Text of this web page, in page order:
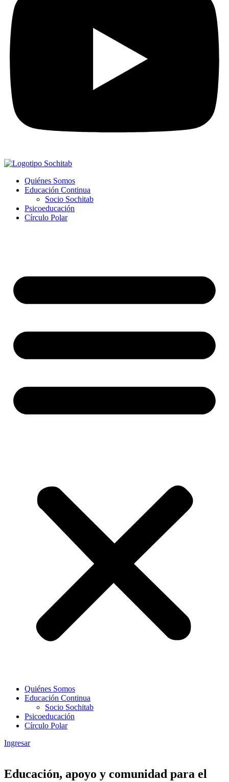
Quiénes Somos
Educación Continua
Socio Sochitab
Psicoeducación
Círculo Polar
Quiénes Somos
Educación Continua
Socio Sochitab
Psicoeducación
Círculo Polar
Ingresar
Educación, apoyo y comunidad para el